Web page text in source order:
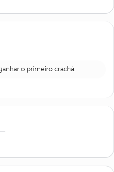
o primeiro crachá